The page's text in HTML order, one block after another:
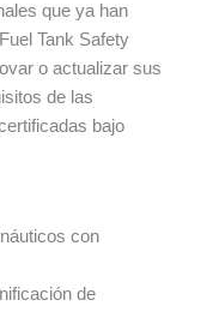
que ya han
Tank Safety
o actualizar sus
de las
bajo
con
de